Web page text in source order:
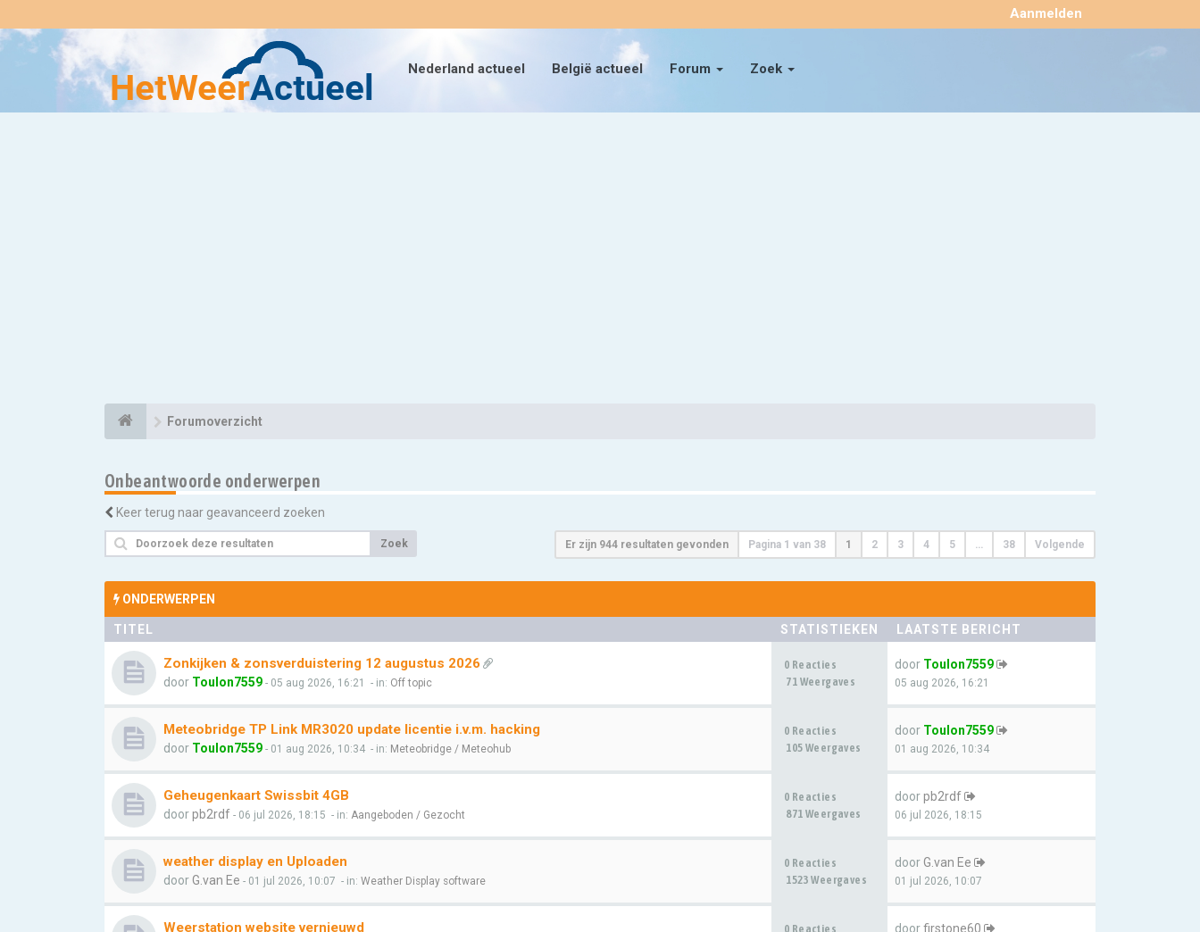
Nederland actueel België actueel Forum Zoek
Aanmelden ×
Forumoverzicht
Onbeantwoorde onderwerpen
Keer terug naar geavanceerd zoeken
Zoek Er zijn 944 resultaten gevonden Pagina 1 van 38 1 2 3 4 5 … 38 Volgende
ONDERWERPEN
TITEL STATISTIEKEN LAATSTE BERICHT
Zonkijken & zonsverduistering 12 augustus 2026
door Toulon7559 - 05 aug 2026, 16:21 - in: Off topic
0 Reacties
71 Weergaves
door Toulon7559
05 aug 2026, 16:21
Meteobridge TP Link MR3020 update licentie i.v.m. hacking
door Toulon7559 - 01 aug 2026, 10:34 - in: Meteobridge / Meteohub
0 Reacties
105 Weergaves
door Toulon7559
01 aug 2026, 10:34
Geheugenkaart Swissbit 4GB
doorpb2rdf - 06 jul 2026, 18:15 - in: Aangeboden / Gezocht
0 Reacties
871 Weergaves
doorpb2rdf
06 jul 2026, 18:15
weather display en Uploaden
doorG.van Ee - 01 jul 2026, 10:07 - in: Weather Display software
0 Reacties
1523 Weergaves
doorG.van Ee
01 jul 2026, 10:07
Weerstation website vernieuwd
0 Reacties
doorfirstone60